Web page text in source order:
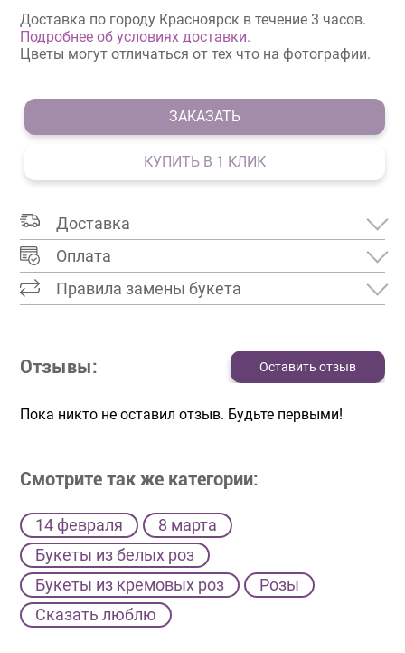
Доставка по городу Красноярск в течение 3 часов.
Подробнее об условиях доставки.
Цветы могут отличаться от тех что на фотографии.
ЗАКАЗАТЬ
КУПИТЬ В 1 КЛИК
Доставка
Оплата
Правила замены букета
Отзывы: Оставить отзыв
Пока никто не оставил отзыв. Будьте первыми!
Смотрите так же категории:
14 февраля
8 марта
Букеты из белых роз
Букеты из кремовых роз
Розы
Сказать люблю